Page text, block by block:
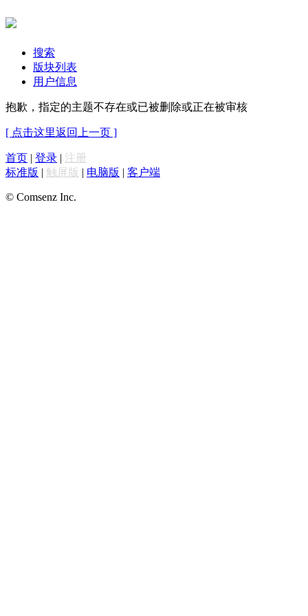
搜索
版块列表
用户信息
抱歉，指定的主题不存在或已被删除或正在被审核
[ 点击这里返回上一页 ]
首页 | 登录 | 注册
标准版 | 触屏版 | 电脑版 | 客户端
© Comsenz Inc.